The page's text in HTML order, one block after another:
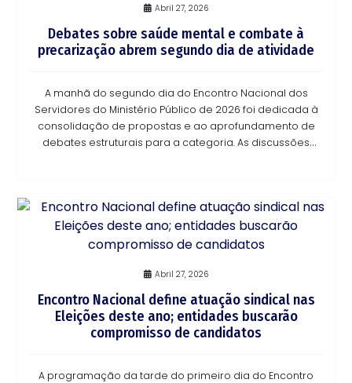
Abril 27, 2026
Debates sobre saúde mental e combate à
precarização abrem segundo dia de atividade
A manhã do segundo dia do Encontro Nacional dos
Servidores do Ministério Público de 2026 foi dedicada à
consolidação de propostas e ao aprofundamento de
debates estruturais para a categoria. As discussões
Abril 27, 2026
Encontro Nacional define atuação sindical nas
Eleições deste ano; entidades buscarão
compromisso de candidatos
A programação da tarde do primeiro dia do Encontro